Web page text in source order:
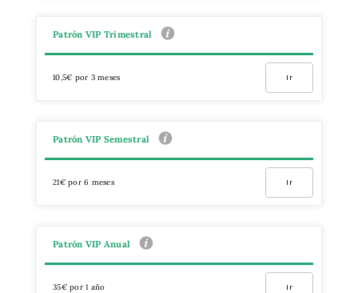
Patrón VIP Trimestral
10,5€ por 3 meses Ir
Patrón VIP Semestral
21€ por 6 meses Ir
Patrón VIP Anual
35€ por 1 año Ir